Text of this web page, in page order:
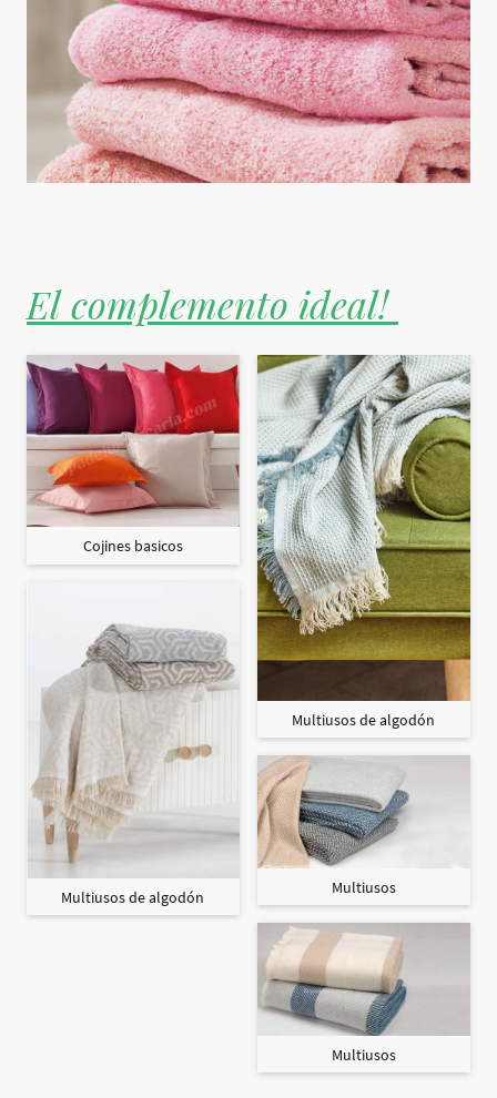
El complemento ideal!
Cojines basicos
Multiusos de algodón
Multiusos de algodón
Multiusos
Multiusos